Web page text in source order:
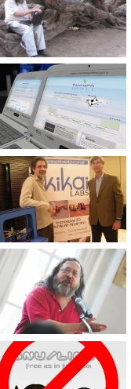
incorporarán deco de TV
extranjeras. También